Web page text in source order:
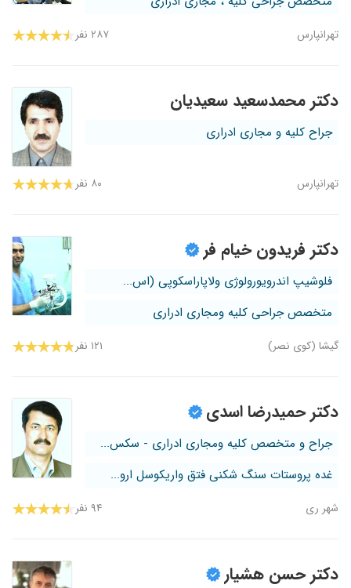
تهرانپارس ۲۸۷ نفر
دکتر محمدسعید سعیدیان
جراح کلیه و مجاری ادراری
تهرانپارس ۸۰ نفر
دکتر فریدون خیام فر
فلوشیپ اندرویورولوژی ولاپاراسکوپی (اس...
متخصص جراحی کلیه ومجاری ادراری
گیشا (کوی نصر) ۱۲۱ نفر
دکتر حمیدرضا اسدی
جراح و متخصص کلیه ومجاری ادراری - سکس...
غده پروستات سنگ شکنی فتق واریکوسل ارو...
شهر ری ۹۴ نفر
دکتر حسن هشیار